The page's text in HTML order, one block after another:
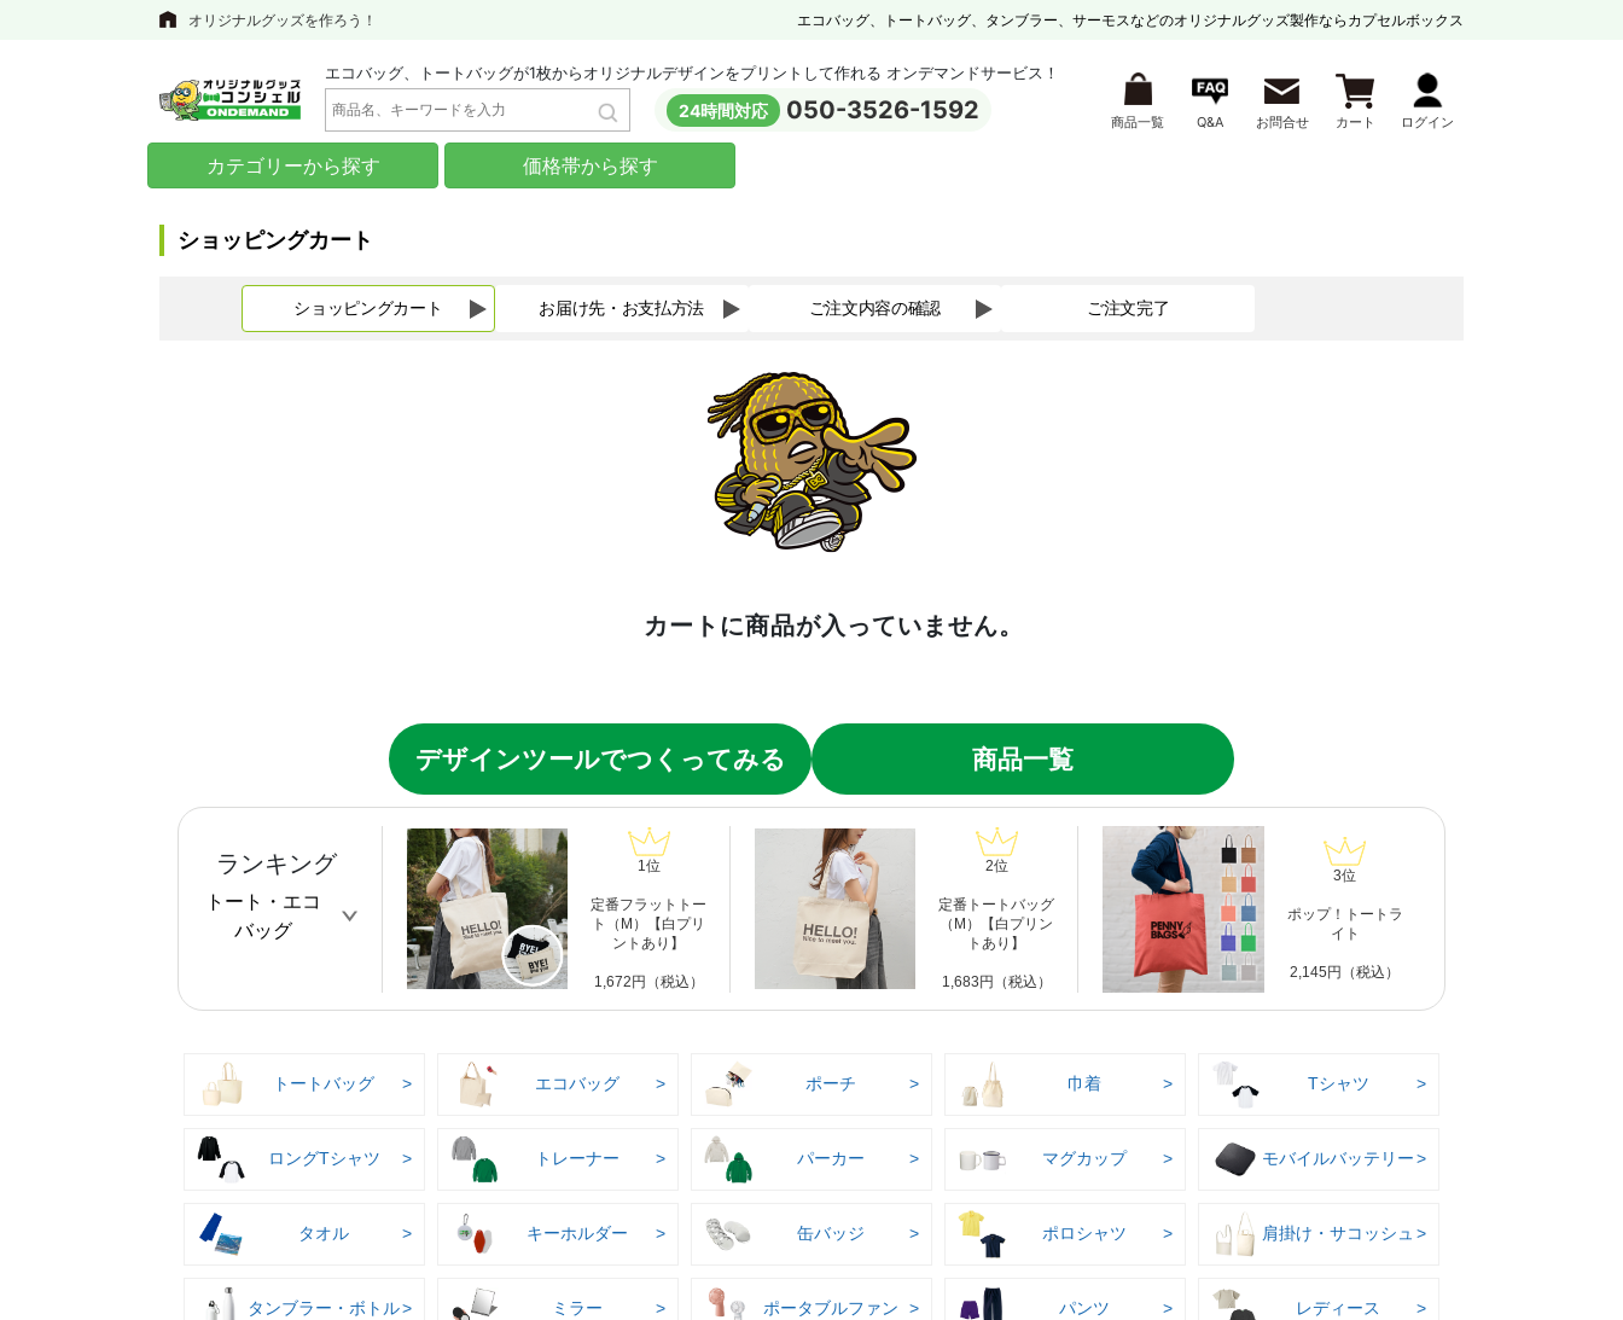
オリジナルグッズを作ろう！ エコバッグ、トートバッグ、タンブラー、サーモスなどのオリジナルグッズ製作ならカプセルボックス
エコバッグ、トートバッグが1枚からオリジナルデザインをプリントして作れる オンデマンドサービス！
24時間対応 050-3526-1592 商品一覧 Q&A お問合せ カート ログイン
カテゴリーから探す 価格帯から探す
ショッピングカート
ショッピングカート お届け先・お支払方法 ご注文内容の確認 ご注文完了
カートに商品が入っていません。
デザインツールでつくってみる 商品一覧
ランキング
トート・エコ
バッグ
1位
定番フラットトー
ト（M）【白プリ
ントあり】
1,672円（税込）
2位
定番トートバッグ
（M）【白プリン
トあり】
1,683円（税込）
3位
ポップ！トートラ
イト
2,145円（税込）
トートバッグ エコバッグ ポーチ 巾着 Tシャツ
ロングTシャツ トレーナー パーカー マグカップ モバイルバッテリー
タオル キーホルダー 缶バッジ ポロシャツ 肩掛け・サコッシュ
タンブラー・ボトル ミラー ポータブルファン パンツ レディース